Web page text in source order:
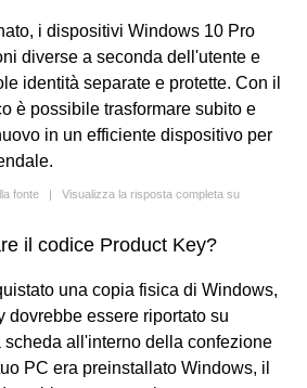
i dispositivi Windows 10 Pro
diverse a seconda dell'utente e
identità separate e protette. Con il
è possibile trasformare subito e
in un efficiente dispositivo per
fonte | Visualizza la risposta completa su
il codice Product Key?
una copia fisica di Windows,
dovrebbe essere riportato su
scheda all'interno della confezione
PC era preinstallato Windows, il